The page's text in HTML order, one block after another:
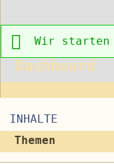
Wir starten
Dashboard
INHALTE
Themen